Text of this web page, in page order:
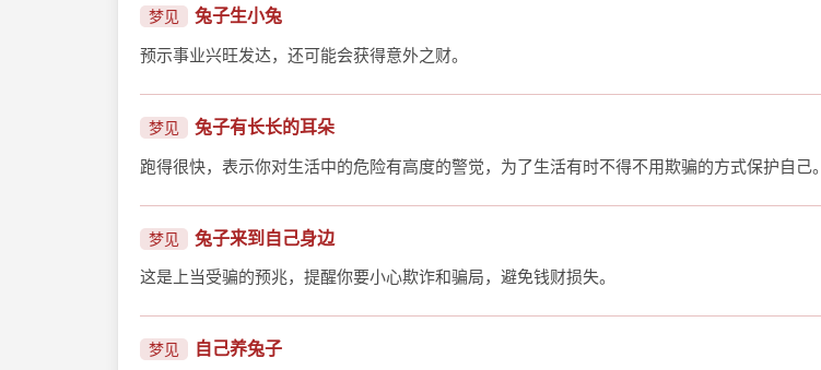
梦见 兔子生小兔
预示事业兴旺发达，还可能会获得意外之财。
梦见 兔子有长长的耳朵
跑得很快，表示你对生活中的危险有高度的警觉，为了生活有时不得不用欺骗的方式保护自己。
梦见 兔子来到自己身边
这是上当受骗的预兆，提醒你要小心欺诈和骗局，避免钱财损失。
梦见 自己养兔子